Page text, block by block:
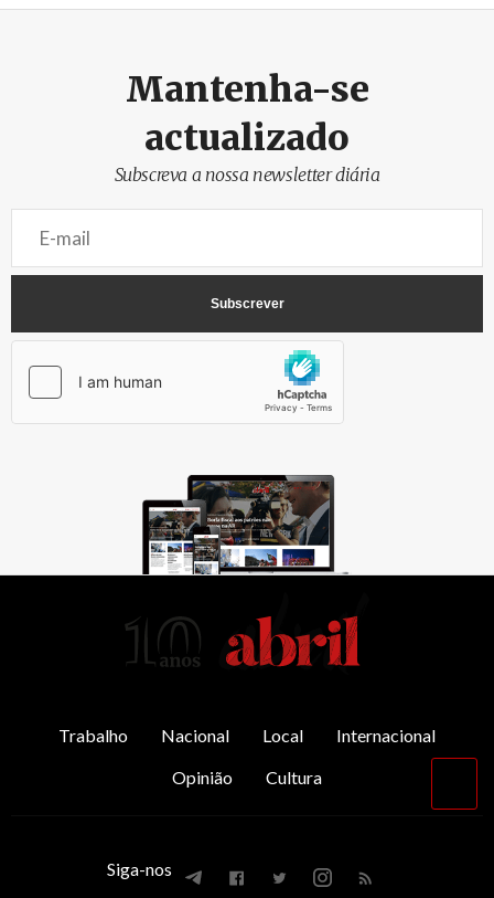
Mantenha-se
actualizado
Subscreva a nossa newsletter diária
Trabalho Nacional Local
Internacional
Opinião
Cultura
Siga-nos